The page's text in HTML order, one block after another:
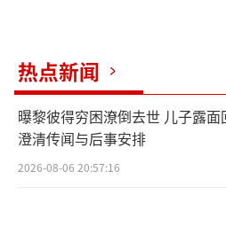
热点新闻
曝黎彼得穷困潦倒去世 儿子露面
澄清传闻与后事安排
2026-08-06 20:57:16